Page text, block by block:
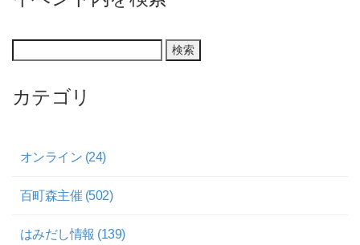
カテゴリ
オンライン (24)
百町森主催 (502)
はみだし情報 (139)